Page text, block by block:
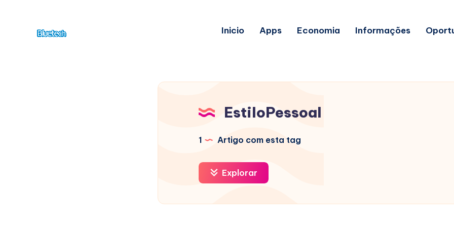
Inicio Apps Economia Informações
EstiloPessoal
1 Artigo com esta tag
Explorar